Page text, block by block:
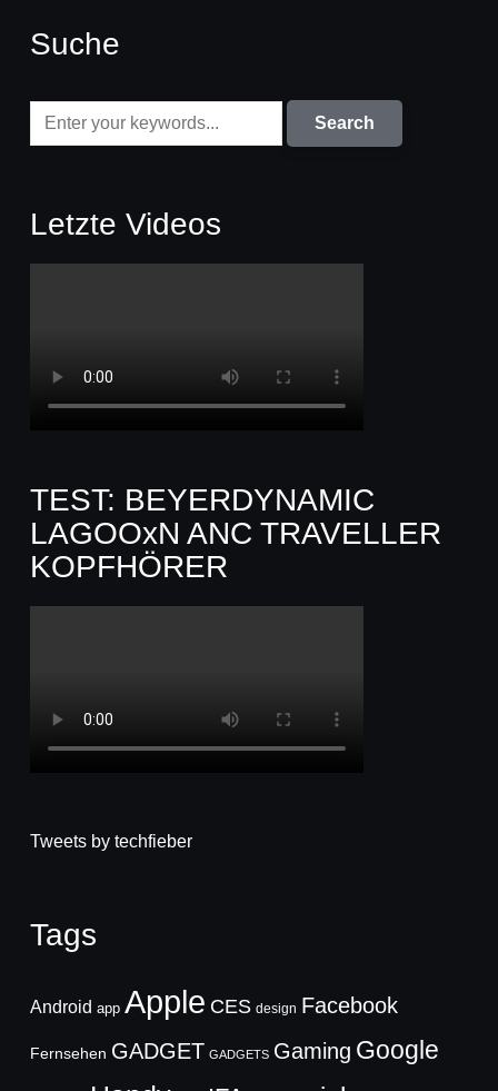
Suche
Letzte Videos
TEST: BEYERDYNAMIC
LAGOOxN ANC TRAVELLER
KOPFHÖRER
Tweets by techfieber
Tags
Android app Apple CES design Facebook
Fernsehen GADGET GADGETS Gaming Google